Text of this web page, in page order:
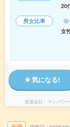
20
男女比率
女
気になる!
派遣会社 マンパワ